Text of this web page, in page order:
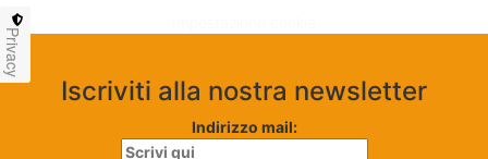
Iscriviti alla nostra newsletter
Indirizzo mail:
Privacy